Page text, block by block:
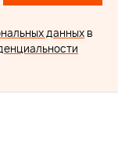
данных в